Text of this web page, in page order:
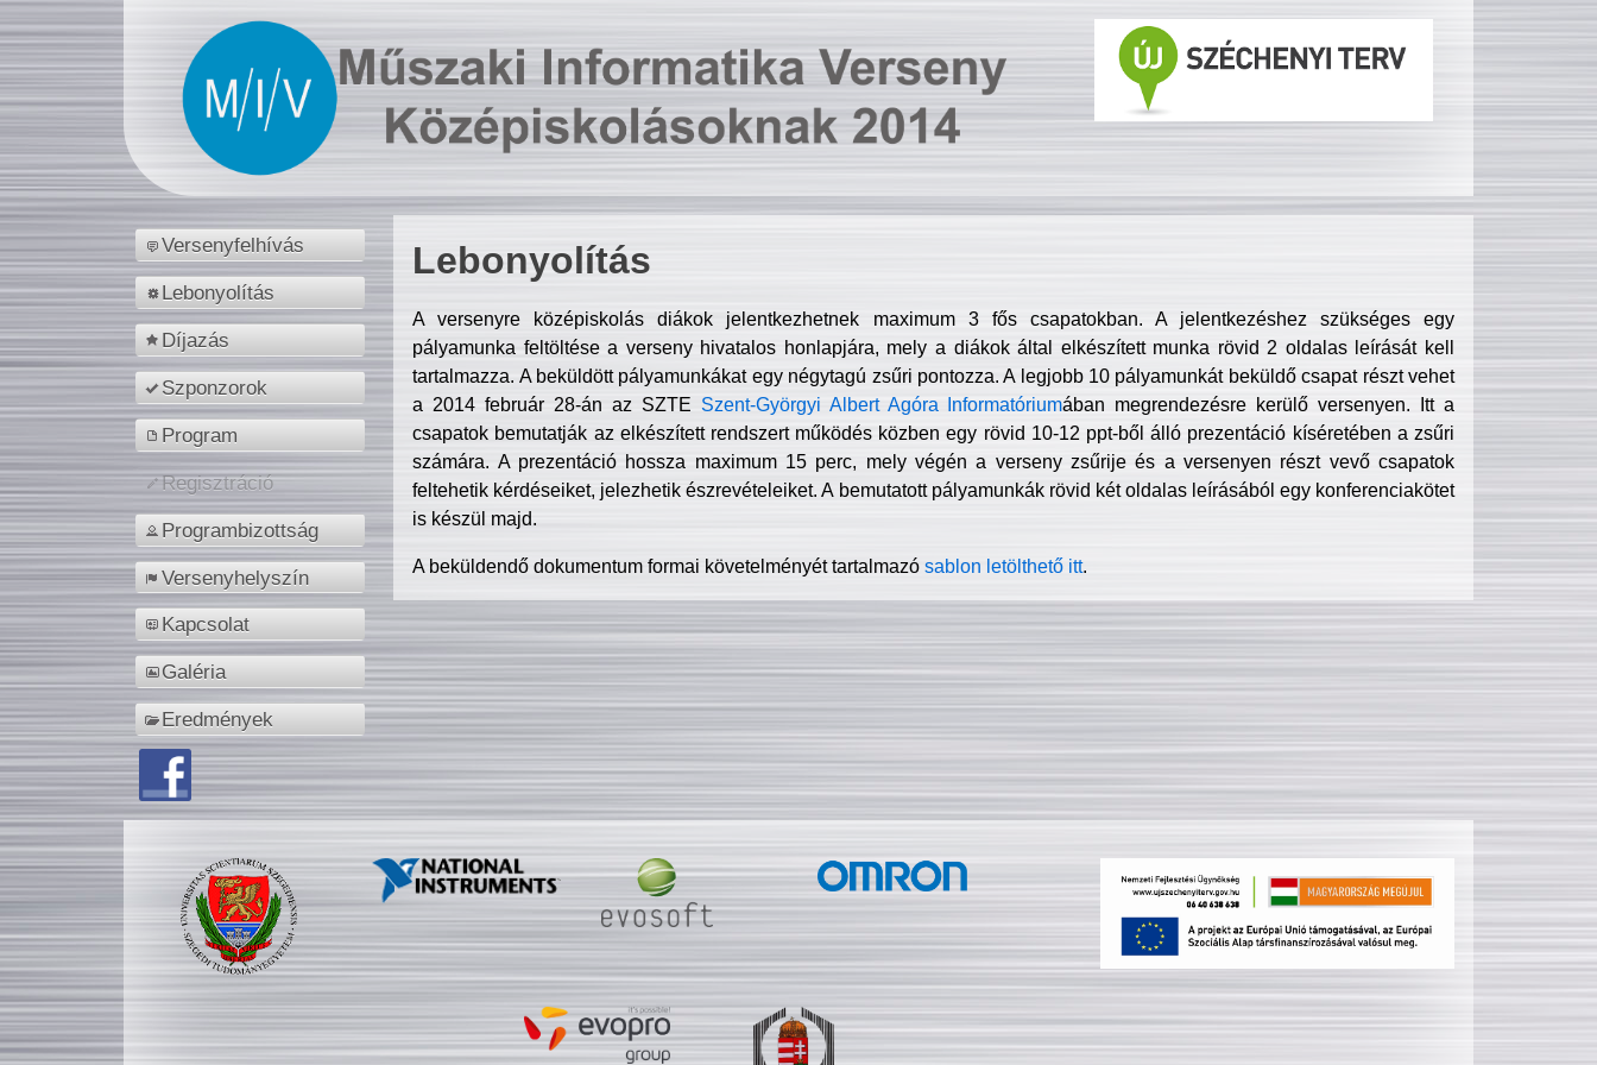
Versenyfelhívás
Lebonyolítás
Díjazás
Szponzorok
Program
Regisztráció
Programbizottság
Versenyhelyszín
Kapcsolat
Galéria
Eredmények
Lebonyolítás
A versenyre középiskolás diákok jelentkezhetnek maximum 3 fős csapatokban. A jelentkezéshez szükséges egy
pályamunka feltöltése a verseny hivatalos honlapjára, mely a diákok által elkészített munka rövid 2 oldalas leírását kell
tartalmazza. A beküldött pályamunkákat egy négytagú zsűri pontozza. A legjobb 10 pályamunkát beküldő csapat részt vehet
a 2014 február 28-án az SZTE Szent-Györgyi Albert Agóra Informatóriumában megrendezésre kerülő versenyen. Itt a
csapatok bemutatják az elkészített rendszert működés közben egy rövid 10-12 ppt-ből álló prezentáció kíséretében a zsűri
számára. A prezentáció hossza maximum 15 perc, mely végén a verseny zsűrije és a versenyen részt vevő csapatok
feltehetik kérdéseiket, jelezhetik észrevételeiket. A bemutatott pályamunkák rövid két oldalas leírásából egy konferenciakötet
is készül majd.
A beküldendő dokumentum formai követelményét tartalmazósablon letölthető itt.